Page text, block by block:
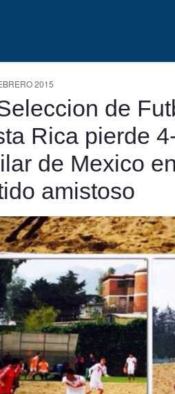
2015
de
Rica pierde
de Mexico
amistoso